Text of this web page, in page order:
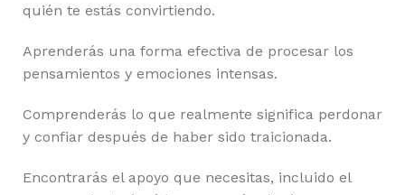
quién te estás convirtiendo.
Aprenderás una forma efectiva de procesar los
pensamientos y emociones intensas.
Comprenderás lo que realmente significa perdonar
y confiar después de haber sido traicionada.
Encontrarás el apoyo que necesitas, incluido el